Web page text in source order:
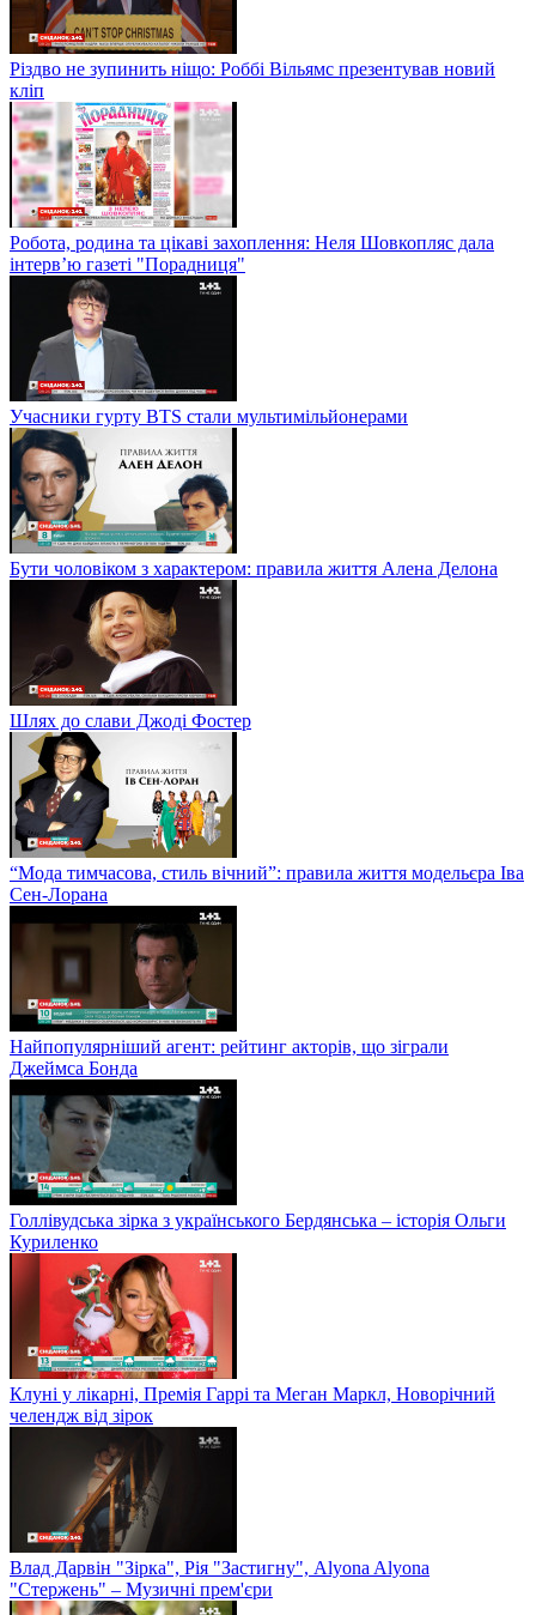
Різдво не зупинить ніщо: Роббі Вільямс презентував новий
кліп
Робота, родина та цікаві захоплення: Неля Шовкопляс дала
інтерв’ю газеті "Порадниця"
Учасники гурту BTS стали мультимільйонерами
Бути чоловіком з характером: правила життя Алена Делона
Шлях до слави Джоді Фостер
“Мода тимчасова, стиль вічний”: правила життя модельєра Іва
Сен-Лорана
Найпопулярніший агент: рейтинг акторів, що зіграли
Джеймса Бонда
Голлівудська зірка з українського Бердянська – історія Ольги
Куриленко
Клуні у лікарні, Премія Гаррі та Меган Маркл, Новорічний
челендж від зірок
Влад Дарвін "Зірка", Рія "Застигну", Alyona Alyona
"Стержень" – Музичні прем'єри